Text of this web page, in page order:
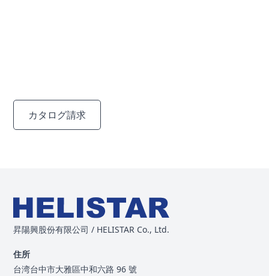
カタログ請求
昇陽興股份有限公司 / HELISTAR Co., Ltd.
住所
台湾台中市大雅區中和六路 96 號